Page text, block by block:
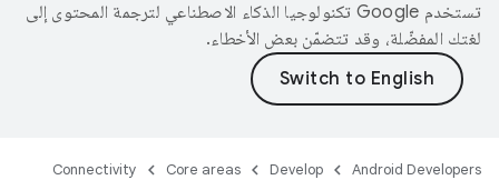
تستخدم Google تكنولوجيا الذكاء الاصطناعي لترجمة المحتوى إلى
لغتك المفضّلة، وقد تتضمّن بعض الأخطاء.
Android Developers
Develop
Core areas
Connectivity